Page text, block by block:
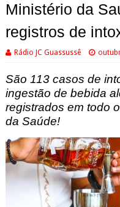
Ministério da
registros de
Rádio JC Guassussê
São 113 casos de
ingestão de bebida
registrados em todo
da Saúde!